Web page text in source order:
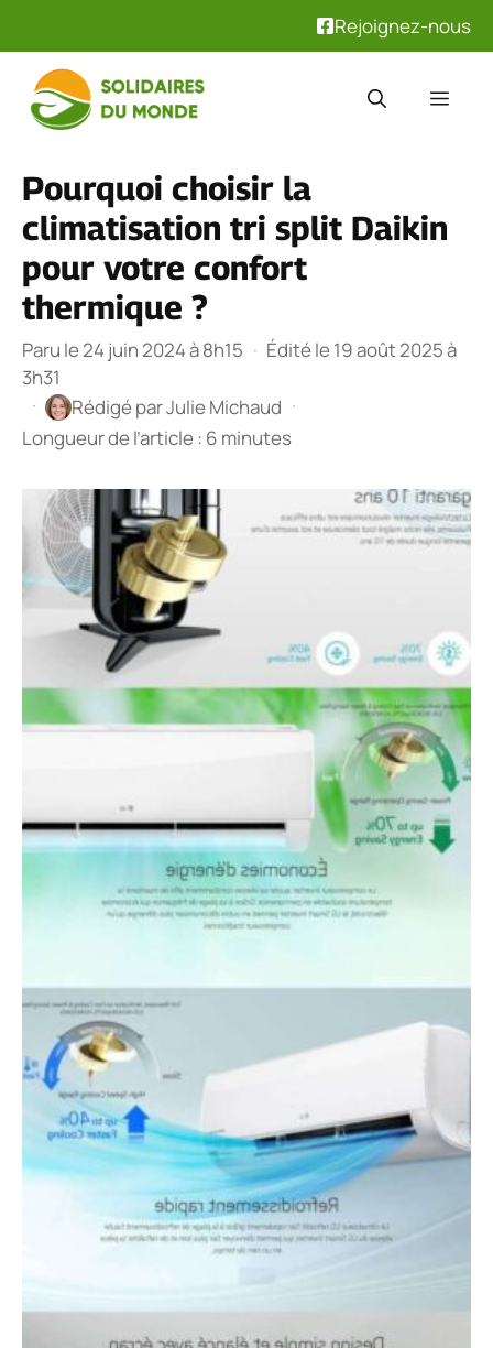
Rejoignez-nous
contenu
Pourquoi choisir la
climatisation tri split Daikin
pour votre confort
thermique ?
Paru le 24 juin 2024 à 8h15 · Édité le 19 août 2025 à
3h31
·
Rédigé parJulie Michaud ·
Longueur de l’article : 6 minutes